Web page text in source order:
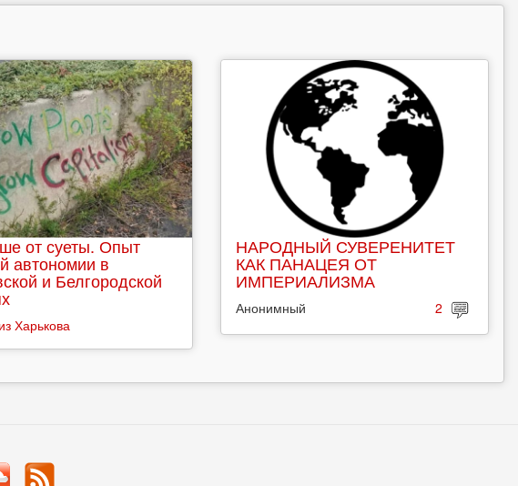
от суеты. Опыт
автономии в
и Белгородской
Харькова
НАРОДНЫЙ СУВЕРЕНИТЕТ
КАК ПАНАЦЕЯ ОТ
ИМПЕРИАЛИЗМА
Анонимный 2